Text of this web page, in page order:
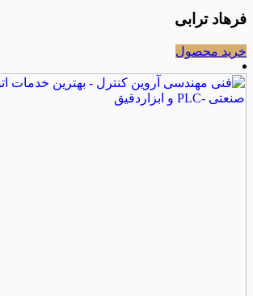
فرهاد ترابی
خرید محصول